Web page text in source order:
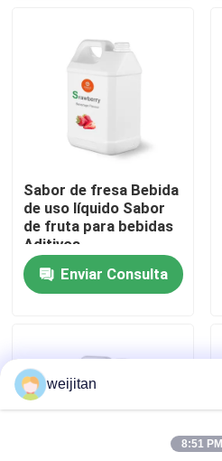
Vídeos
Sobre nosotros
Control de calidad
Éntrenos en contacto con
Sabor sabroso
Sabor de las bebidas
Sabor de fresa Bebida
de uso líquido Sabor
de fruta para bebidas
Aditivos
Enviar Consulta
weijitan
8:51 PM